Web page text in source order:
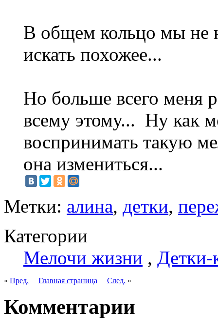
В общем кольцо мы не
искать похожее...
Но больше всего меня
всему этому... Ну как
воспринимать такую
она измениться...
Метки: алина, детки,
Категории
Мелочи жизни , Детки-
« Пред. Главная страница След. »
Комментарии